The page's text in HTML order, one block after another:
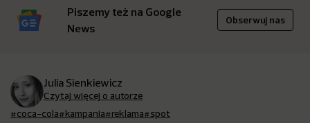
Piszemy też na Google
News
Obserwuj nas
Julia Sienkiewicz
Czytaj więcej o autorze
#coca-cola#kampania#reklama#spot